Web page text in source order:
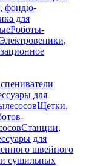
фондю-
для
Роботы-
для
Щетки,
Станции,
для
швейного
и сушильных